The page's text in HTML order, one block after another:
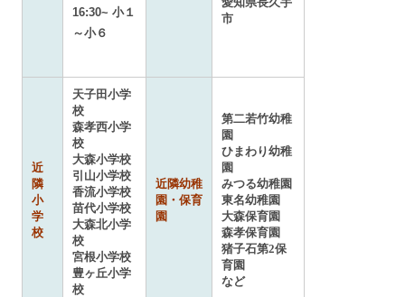
16:30~ 小１
～小６
市
近
隣
小
学
校
天子田小学
校
森孝西小学
校
大森小学校
引山小学校
香流小学校
苗代小学校
大森北小学
校
宮根小学校
豊ヶ丘小学
校
近隣幼稚
園・保育
園
第二若竹幼稚
園
ひまわり幼稚
園
みつる幼稚園
東名幼稚園
大森保育園
森孝保育園
猪子石第2保
育園
など